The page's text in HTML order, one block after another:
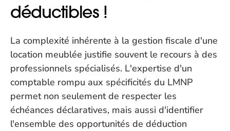
déductibles !
La complexité inhérente à la gestion fiscale d'une
location meublée justifie souvent le recours à des
professionnels spécialisés. L'expertise d'un
comptable rompu aux spécificités du LMNP
permet non seulement de respecter les
échéances déclaratives, mais aussi d'identifier
l'ensemble des opportunités de déduction